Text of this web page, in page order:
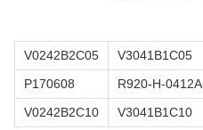
V0242B2C05 V3041B1C05
P170608
R920-H-0412A
V0242B2C10
V3041B1C10